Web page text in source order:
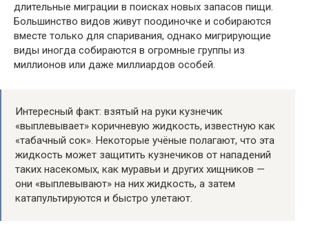
длительные миграции в поисках новых запасов пищи.
Большинство видов живут поодиночке и собираются
вместе только для спаривания, однако мигрирующие
виды иногда собираются в огромные группы из
миллионов или даже миллиардов особей.
Интересный факт: взятый на руки кузнечик
«выплевывает» коричневую жидкость, известную как
«табачный сок». Некоторые учёные полагают, что эта
жидкость может защитить кузнечиков от нападений
таких насекомых, как муравьи и других хищников —
они «выплевывают» на них жидкость, а затем
катапультируются и быстро улетают.